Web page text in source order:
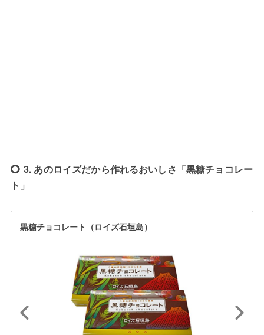
3. あのロイズだから作れるおいしさ「黒糖チョコレー
ト」
黒糖チョコレート（ロイズ石垣島）